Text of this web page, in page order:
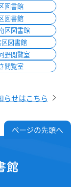
図書館
図書館
区図書館
図書館
野閲覧室
閲覧室
らせはこちら
ページの先頭へ